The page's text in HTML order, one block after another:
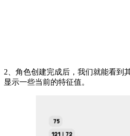
2、角色创建完成后，我们就能看到
显示一些当前的特征值。